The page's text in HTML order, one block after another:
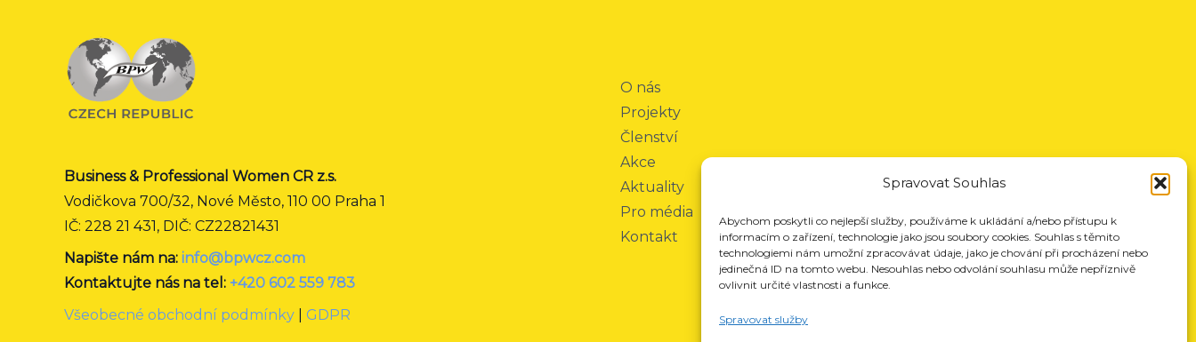
Spravovat Souhlas
Abychom poskytli co nejlepší služby, používáme k ukládání a/nebo přístupu k
informacím o zařízení, technologie jako jsou soubory cookies. Souhlas s těmito
technologiemi nám umožní zpracovávat údaje, jako je chování při procházení nebo
jedinečná ID na tomto webu. Nesouhlas nebo odvolání souhlasu může nepříznivě
ovlivnit určité vlastnosti a funkce.
Spravovat služby
Business & Professional Women CR z.s.
Vodičkova 700/32, Nové Město, 110 00 Praha 1
IČ: 228 21 431, DIČ: CZ22821431
Napište nám na: info@bpwcz.com
Kontaktujte nás na tel: +420 602 559 783
Všeobecné obchodní podmínky
GDPR
O nás
Projekty
Členství
Akce
Aktuality
Pro média
Kontakt